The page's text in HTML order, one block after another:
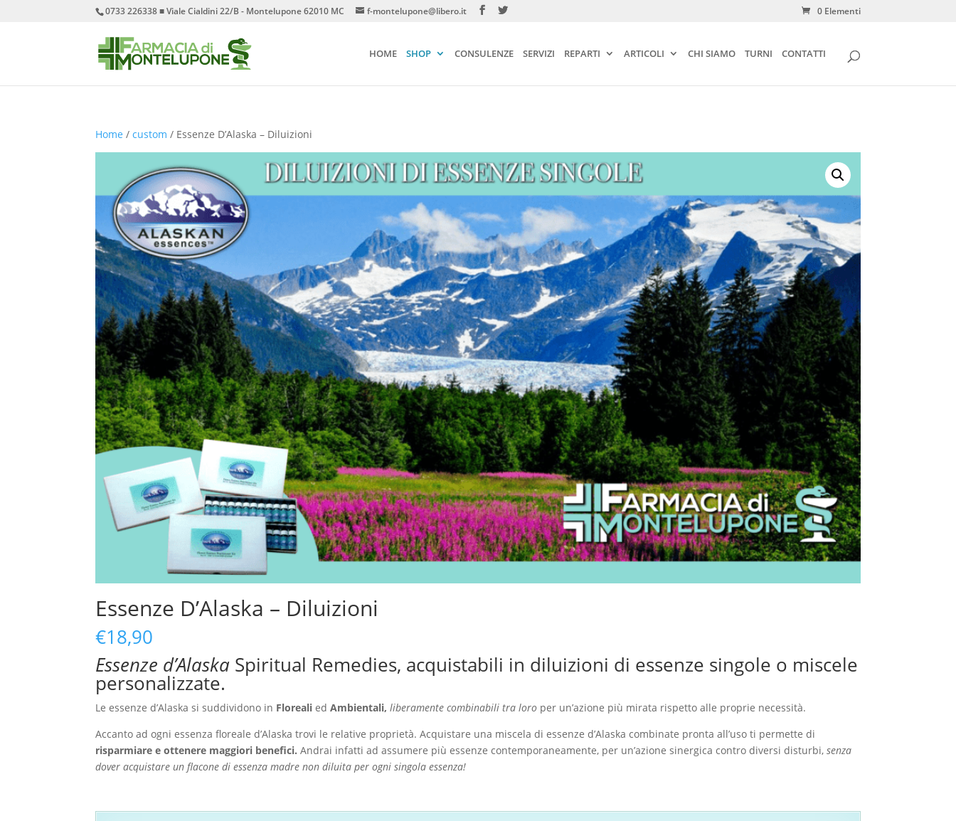
0733 226338 ■ Viale Cialdini 22/B - Montelupone 62010 MC f-montelupone@libero.it 0 Elementi
HOME SHOP CONSULENZE SERVIZI REPARTI ARTICOLI CHI SIAMO TURNI CONTATTI
Home /custom / Essenze D’Alaska – Diluizioni
Essenze D’Alaska – Diluizioni
€18,90
Essenze d’Alaska Spiritual Remedies, acquistabili in diluizioni di essenze singole o miscele
personalizzate.
Le essenze d’Alaska si suddividono in Floreali edAmbientali, liberamente combinabili tra loro per un’azione più mirata rispetto alle proprie necessità.
Accanto ad ogni essenza floreale d’Alaska trovi le relative proprietà. Acquistare una miscela di essenze d’Alaska combinate pronta all’uso ti permette di
risparmiare e ottenere maggiori benefici. Andrai infatti ad assumere più essenze contemporaneamente, per un’azione sinergica contro diversi disturbi,senza
dover acquistare un flacone di essenza madre non diluita per ogni singola essenza!